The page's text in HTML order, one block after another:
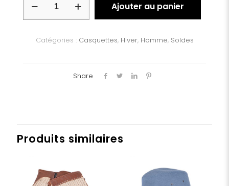
Casquette
Ajouter au panier
Catégories : Casquettes, Hiver, Homme, Soldes
Share
Produits similaires